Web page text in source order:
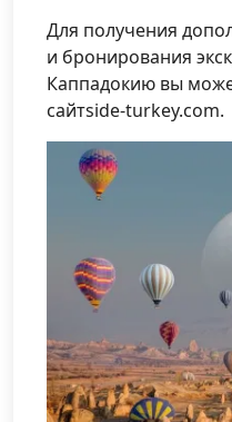
Для получения
и бронирования
Каппадокию вы
сайтside-turkey.com.